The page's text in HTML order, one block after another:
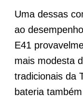
Uma dessas
ao
E41
mais modesta
tradicionais da
bateria